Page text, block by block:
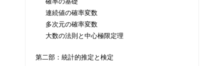
連続値の確率変数
多次元の確率変数
大数の法則と中心極限定理
第二部：統計的推定と検定